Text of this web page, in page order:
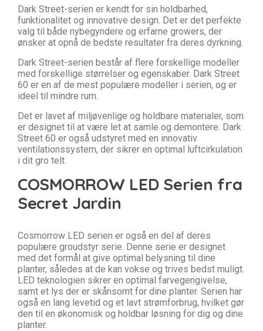
Dark Street-serien er kendt for sin holdbarhed,
funktionalitet og innovative design. Det er det perfekte
valg til både nybegyndere og erfarne growers, der
ønsker at opnå de bedste resultater fra deres dyrkning.
Dark Street-serien består af flere forskellige modeller
med forskellige størrelser og egenskaber. Dark Street
60 er en af de mest populære modeller i serien, og er
ideel til mindre rum.
Det er lavet af miljøvenlige og holdbare materialer, som
er designet til at være let at samle og demontere. Dark
Street 60 er også udstyret med en innovativ
ventilationssystem, der sikrer en optimal luftcirkulation
i dit gro telt.
COSMORROW LED Serien fra
Secret Jardin
Cosmorrow LED serien er også en del af deres
populære groudstyr serie. Denne serie er designet
med det formål at give optimal belysning til dine
planter, således at de kan vokse og trives bedst muligt.
LED teknologien sikrer en optimal farvegengivelse,
samt et lys der er skånsomt for dine planter. Serien har
også en lang levetid og et lavt strømforbrug, hvilket gør
den til en økonomisk og holdbar løsning for dig og dine
planter.